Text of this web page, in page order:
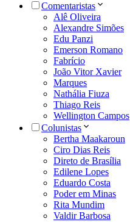
Comentaristas
Alê Oliveira
Alexandre Simões
Edu Panzi
Emerson Romano
Fabrício
João Vitor Xavier
Marques
Nathália Fiuza
Thiago Reis
Wellington Campos
Colunistas
Bertha Maakaroun
Ciro Dias Reis
Direto de Brasília
Edilene Lopes
Eduardo Costa
Poder em Minas
Rita Mundim
Valdir Barbosa